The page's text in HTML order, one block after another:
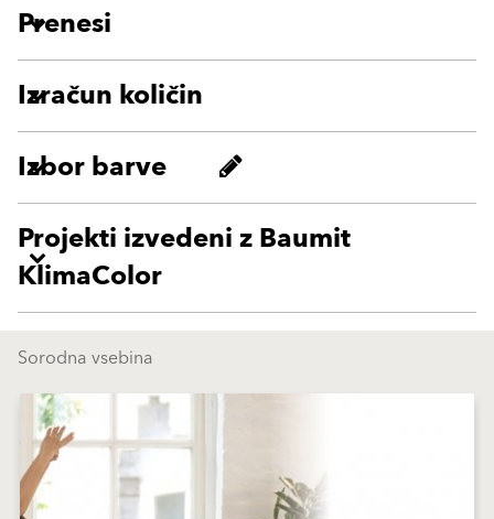
Prenesi
Izračun količin
Izbor barve
Projekti izvedeni z Baumit
KlimaColor
Sorodna vsebina